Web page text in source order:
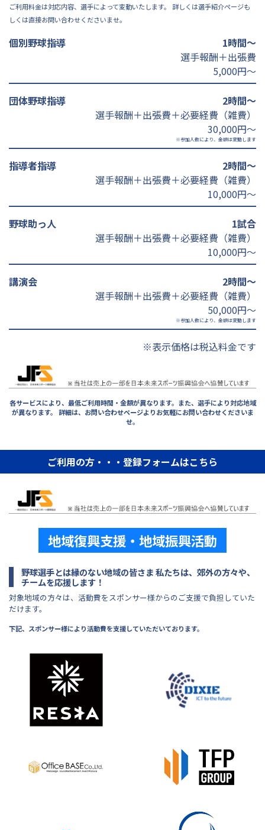
ご利用料金は対応内容、選手によって変動いたします。 詳しくは選手紹介ページも
しくは直接お問い合わせくださいませ。
個別野球指導
1時間～
選手報酬＋出張費
5,000円～
団体野球指導
2時間～
選手報酬＋出張費＋必要経費（雑費）
30,000円～
※参加人数により、金額は変動します
指導者指導
2時間～
選手報酬＋出張費＋必要経費（雑費）
10,000円～
野球助っ人
1試合
選手報酬＋出張費＋必要経費（雑費）
10,000円～
講演会
2時間～
選手報酬＋出張費＋必要経費（雑費）
50,000円～
※参加人数により、金額は変動します
※表示価格は税込料金です
各サービスにより、最低ご利用時間・金額が異なります。また、選手により対応地域
が異なります。 詳細は、お問い合わせページよりお気軽にお問い合わせくださいま
せ。
ご利用の方・・・登録フォームはこちら
地域復興支援・地域振興活動
野球選手とは縁のない地域の皆さま 私たちは、郊外の方々や、
チームを応援します！
対象地域の方々は、活動費をスポンサー様からのご支援で負担していた
だけます。
下記、スポンサー様により活動費を支援していただいております。